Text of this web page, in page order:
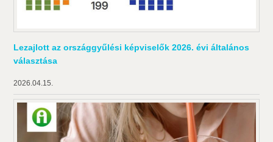
Lezajlott az országgyűlési képviselők 2026. évi általános
választása
2026.04.15.